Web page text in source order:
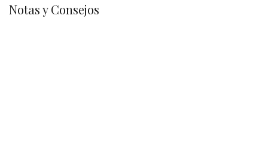
Notas y Consejos